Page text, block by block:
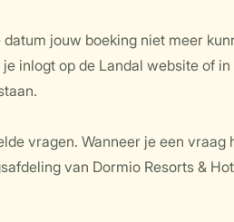
jouw boeking niet meer
inlogt op de Landal website of
vragen. Wanneer je een
van Dormio Resorts &